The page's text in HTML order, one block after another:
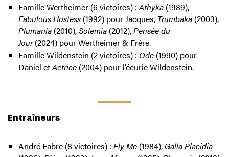
Famille Wertheimer (6 victoires) :Athyka (1989),
Fabulous Hostess(1992) pour Jacques, Trumbaka(2003),
Plumania(2010),Solemia (2012),Pensée du
Jour(2024) pour Wertheimer & Frère.
Famille Wildenstein (2 victoires) : Ode(1990) pour
Daniel etActrice(2004) pour l’écurie Wildenstein.
Entraîneurs
André Fabre (8 victoires) : Fly Me(1984), Galla Placidia